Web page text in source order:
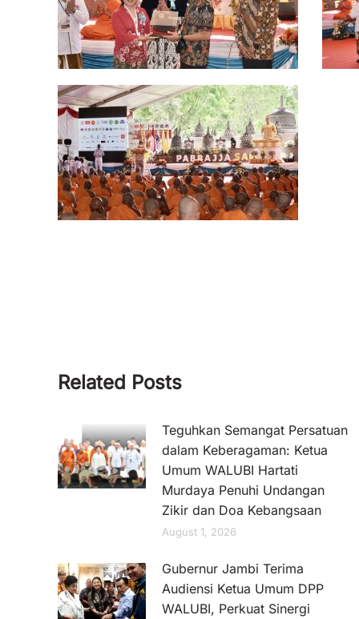
navigation
Related Posts
Teguhkan Semangat Persatuan
dalam Keberagaman: Ketua
Umum WALUBI Hartati
Murdaya Penuhi Undangan
Zikir dan Doa Kebangsaan
August 1, 2026
Gubernur Jambi Terima
Audiensi Ketua Umum DPP
WALUBI, Perkuat Sinergi